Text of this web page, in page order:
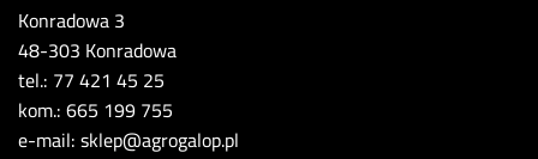
Konradowa 3
48-303 Konradowa
tel.: 77 421 45 25
kom.: 665 199 755
e-mail: sklep@agrogalop.pl